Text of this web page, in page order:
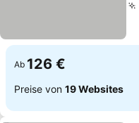
Ab 126 €
Preise von 19 Websites